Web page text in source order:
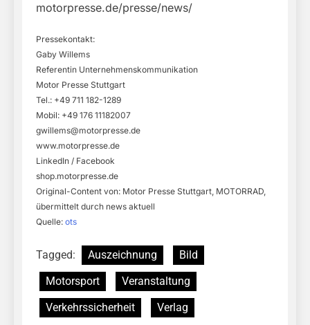
motorpresse.de/presse/news/
Pressekontakt:
Gaby Willems
Referentin Unternehmenskommunikation
Motor Presse Stuttgart
Tel.: +49 711 182-1289
Mobil: +49 176 11182007
gwillems@motorpresse.de
www.motorpresse.de
LinkedIn / Facebook
shop.motorpresse.de
Original-Content von: Motor Presse Stuttgart, MOTORRAD,
übermittelt durch news aktuell
Quelle: ots
Tagged: Auszeichnung
Bild
Motorsport
Veranstaltung
Verkehrssicherheit
Verlag